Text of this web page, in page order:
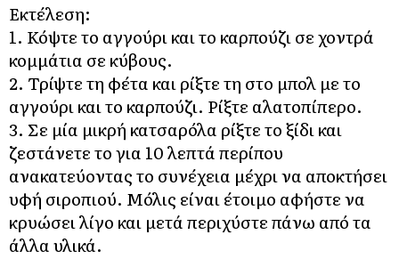
Εκτέλεση:
1. Κόψτε το αγγούρι και το καρπούζι σε χοντρά
κομμάτια σε κύβους.
2. Τρίψτε τη φέτα και ρίξτε τη στο μπολ με το
αγγούρι και το καρπούζι. Ρίξτε αλατοπίπερο.
3. Σε μία μικρή κατσαρόλα ρίξτε το ξίδι και
ζεστάνετε το για 10 λεπτά περίπου
ανακατεύοντας το συνέχεια μέχρι να αποκτήσει
υφή σιροπιού. Μόλις είναι έτοιμο αφήστε να
κρυώσει λίγο και μετά περιχύστε πάνω από τα
άλλα υλικά.